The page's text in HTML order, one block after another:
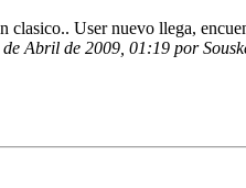
User nuevo llega,
Abril de 2009, 01:19 por